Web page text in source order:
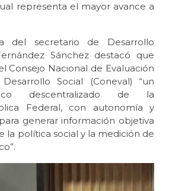
representa el mayor avance a
del secretario de Desarrollo
Sánchez destacó que
Consejo Nacional de Evaluación
Social (Coneval) “un
descentralizado de la
Federal, con autonomía y
generar información objetiva
la política social y la medición de